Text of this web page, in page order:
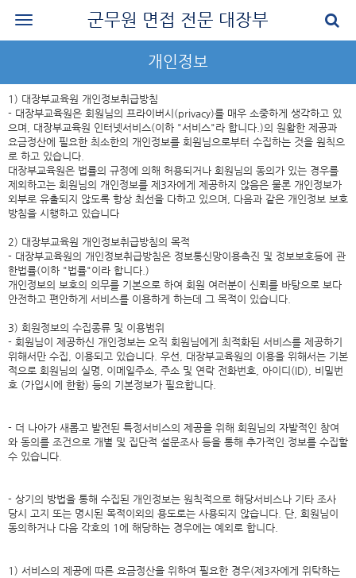
군무원 면접 전문 대장부
공지사항
나의 강의실
군무원 면접 교재
군무원 면접 후기
질문과 답변
군무원 면접 신청
마이페이지
개인정보
1) 대장부교육원 개인정보취급방침
- 대장부교육원은 회원님의 프라이버시(privacy)를 매우 소중하게 생각하고 있
으며, 대장부교육원 인터넷서비스(이하 "서비스"라 합니다.)의 원활한 제공과
요금정산에 필요한 최소한의 개인정보를 회원님으로부터 수집하는 것을 원칙으
로 하고 있습니다.
대장부교육원은 법률의 규정에 의해 허용되거나 회원님의 동의가 있는 경우를
제외하고는 회원님의 개인정보를 제3자에게 제공하지 않음은 물론 개인정보가
외부로 유출되지 않도록 항상 최선을 다하고 있으며, 다음과 같은 개인정보 보호
방침을 시행하고 있습니다
2) 대장부교육원 개인정보취급방침의 목적
- 대장부교육원의 개인정보취급방침은 정보통신망이용촉진 및 정보보호등에 관
한법률(이하 "법률"이라 합니다.)
개인정보의 보호의 의무를 기본으로 하여 회원 여러분이 신뢰를 바탕으로 보다
안전하고 편안하게 서비스를 이용하게 하는데 그 목적이 있습니다.
3) 회원정보의 수집종류 및 이용범위
- 회원님이 제공하신 개인정보는 오직 회원님에게 최적화된 서비스를 제공하기
위해서만 수집, 이용되고 있습니다. 우선, 대장부교육원의 이용을 위해서는 기본
적으로 회원님의 실명, 이메일주소, 주소 및 연락 전화번호, 아이디(ID), 비밀번
호 (가입시에 한함) 등의 기본정보가 필요합니다.
- 더 나아가 새롭고 발전된 특정서비스의 제공을 위해 회원님의 자발적인 참여
와 동의를 조건으로 개별 및 집단적 설문조사 등을 통해 추가적인 정보를 수집할
수 있습니다.
- 상기의 방법을 통해 수집된 개인정보는 원칙적으로 해당서비스나 기타 조사
당시 고지 또는 명시된 목적이외의 용도로는 사용되지 않습니다. 단, 회원님이
동의하거나 다음 각호의 1에 해당하는 경우에는 예외로 합니다.
1) 서비스의 제공에 따른 요금정산을 위하여 필요한 경우(제3자에게 위탁하는